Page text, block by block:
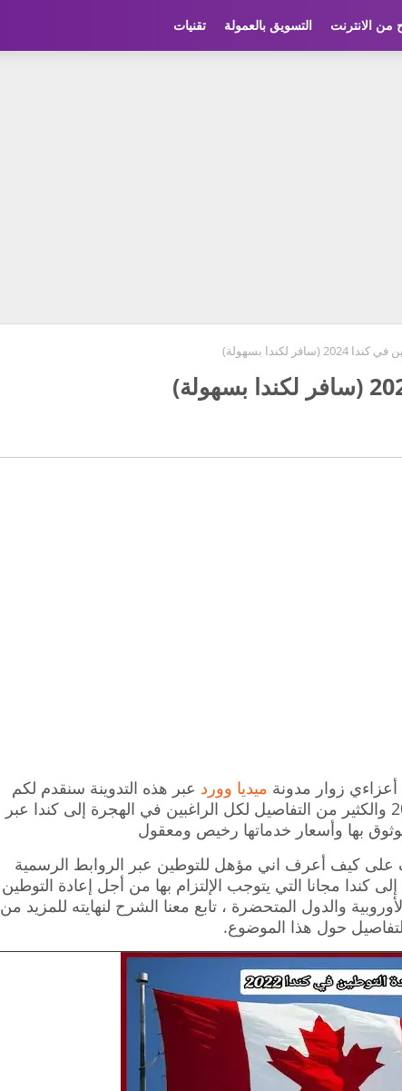
من الانترنت التسويق بالعمولة تقنيات
(سافر لكندا بسهولة)
أعزاءي زوار مدونة ميديا وورد عبر هذه التدوينة سنقدم لكم
طريقة إعادة التوطين في كندا 2024 والكثير من التفاصيل لكل الراغبين في الهجرة إلى كندا عبر
بها وأسعار خدماتها رخيص ومعقول
كيف أعرف اني مؤهل للتوطين عبر الروابط الرسمية
كندا مجانا التي يتوجب الإلتزام بها من أجل إعادة التوطين
والدول المتحضرة ، تابع معنا الشرح لنهايته للمزيد من
حول هذا الموضوع.